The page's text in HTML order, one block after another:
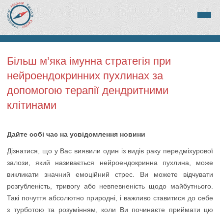
Більш м’яка імунна стратегія при
нейроендокринних пухлинах за
допомогою терапії дендритними
клітинами
Дайте собі час на усвідомлення новини
Дізнатися, що у Вас виявили один із видів раку передміхурової
залози, який називається нейроендокринна пухлина, може
викликати значний емоційний стрес. Ви можете відчувати
розгубленість, тривогу або невпевненість щодо майбутнього.
Такі почуття абсолютно природні, і важливо ставитися до себе
з турботою та розумінням, коли Ви починаєте приймати цю